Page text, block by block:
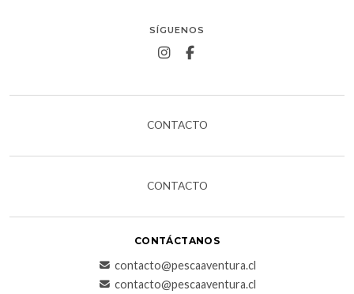
SÍGUENOS
CONTACTO
CONTACTO
CONTÁCTANOS
contacto@pescaaventura.cl
contacto@pescaaventura.cl